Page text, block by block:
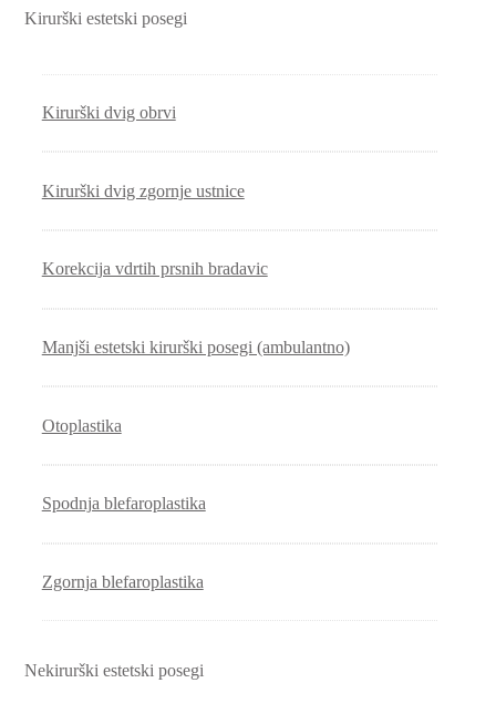
Kirurški estetski posegi
Kirurški dvig obrvi
Kirurški dvig zgornje ustnice
Korekcija vdrtih prsnih bradavic
Manjši estetski kirurški posegi (ambulantno)
Otoplastika
Spodnja blefaroplastika
Zgornja blefaroplastika
Nekirurški estetski posegi